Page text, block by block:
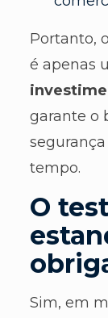
Portanto, o
é apenas
garante o
tempo.
O
Sim, em